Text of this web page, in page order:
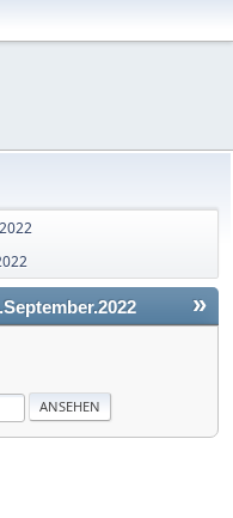
»